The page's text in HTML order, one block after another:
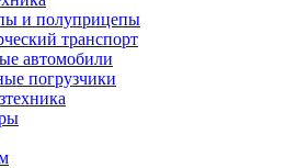
и полуприцепы
транспорт
автомобили
погрузчики